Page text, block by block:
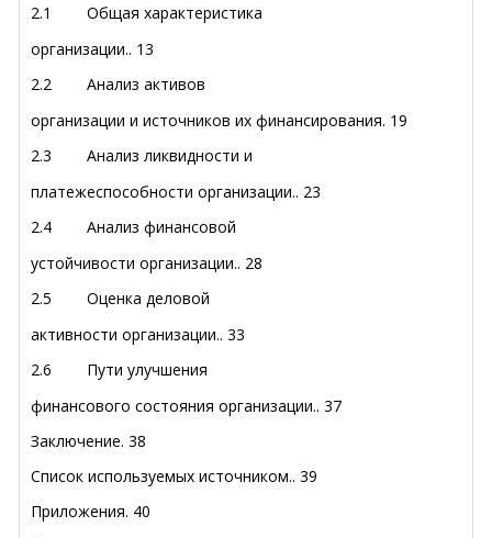
2.1 Общая характеристика
организации.. 13
2.2 Анализ активов
организации и источников их финансирования. 19
2.3 Анализ ликвидности и
платежеспособности организации.. 23
2.4 Анализ финансовой
устойчивости организации.. 28
2.5 Оценка деловой
активности организации.. 33
2.6 Пути улучшения
финансового состояния организации.. 37
Заключение. 38
Список используемых источником.. 39
Приложения. 40